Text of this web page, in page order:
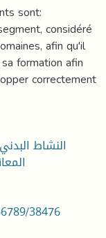
sont:
considéré
afin qu'il
formation afin
correctement
النشاط
38476